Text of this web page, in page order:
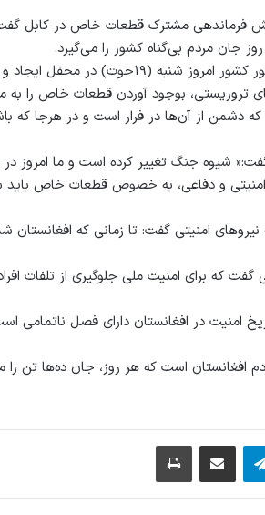
مشترک قطعات خاص در کابل
جان مردم بی‌گناه کشور را می‌گیرد.
به گزارش خبرگزاری دید، محمد اشرف غنی رییس
تروریستی، بوجود آوردن قطعات خاص را به
دشمن از آن‌ها در فرار است و در هرجا که
شیوه جنگ تغییر کرده است و ما امروز در
امنیتی و دفاعی، به خصوص قطعات خاص باید
که برای امنیت ملی جلوگیری از تلفات
امنیت در افغانستان دارای فصل ناتمامی
افغانستان است که هر روز، جان ده‌ها تن را
تلگرام اشتراک گذاری از طریق ایمیل